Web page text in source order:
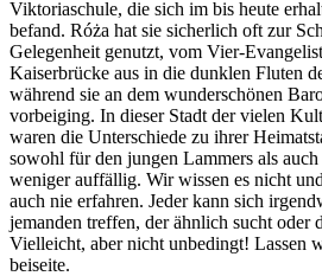
Viktoriaschule, die sich im bis heute
befand. Róża hat sie sicherlich oft zur
Gelegenheit genutzt, vom Vier-
Kaiserbrücke aus in die dunklen Fluten
während sie an dem wunderschönen
vorbeiging. In dieser Stadt der vielen
waren die Unterschiede zu ihrer
sowohl für den jungen Lammers als
weniger auffällig. Wir wissen es nicht
auch nie erfahren. Jeder kann sich
jemanden treffen, der ähnlich sucht oder
Vielleicht, aber nicht unbedingt! Lassen
beiseite.